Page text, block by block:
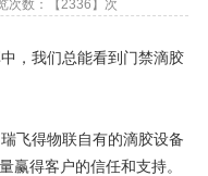
次数：【2336】次
，我们总能看到门禁滴胶
瑞飞得物联自有的滴胶设备
赢得客户的信任和支持。